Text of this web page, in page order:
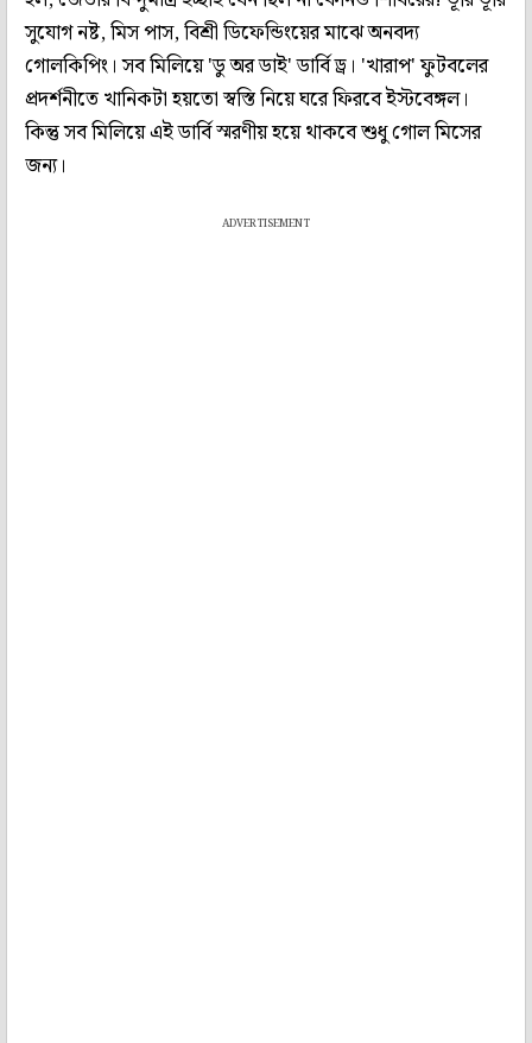
সুযোগ নষ্ট, মিস পাস, বিশ্রী ডিফেন্ডিংয়ের মাঝে অনবদ্য
গোলকিপিং। সব মিলিয়ে 'ডু অর ডাই' ডার্বি ড্র। 'খারাপ' ফুটবলের
প্রদর্শনীতে খানিকটা হয়তো স্বস্তি নিয়ে ঘরে ফিরবে ইস্টবেঙ্গল।
কিন্তু সব মিলিয়ে এই ডার্বি স্মরণীয় হয়ে থাকবে শুধু গোল মিসের
জন্য।
ADVERTISEMENT